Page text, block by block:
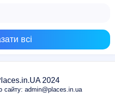
всі
2024
сайту: admin@places.in.ua